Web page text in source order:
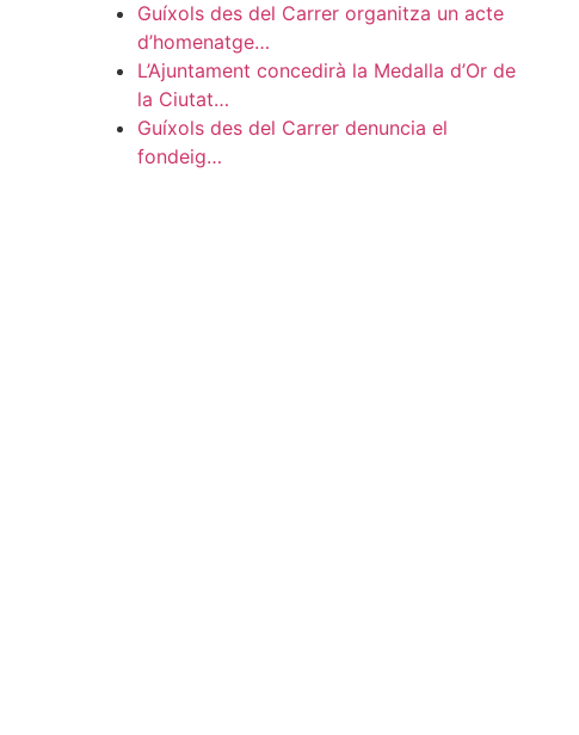
Guíxols des del Carrer organitza un acte
d’homenatge…
L’Ajuntament concedirà la Medalla d’Or de
la Ciutat…
Guíxols des del Carrer denuncia el
fondeig…